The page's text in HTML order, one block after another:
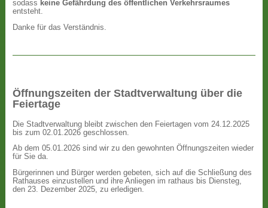
sodass keine Gefährdung des öffentlichen Verkehrsraumes
entsteht.
Danke für das Verständnis.
Öffnungszeiten der Stadtverwaltung über die
Feiertage
Die Stadtverwaltung bleibt zwischen den Feiertagen vom 24.12.2025
bis zum 02.01.2026 geschlossen.
Ab dem 05.01.2026 sind wir zu den gewohnten Öffnungszeiten wieder
für Sie da.
Bürgerinnen und Bürger werden gebeten, sich auf die Schließung des
Rathauses einzustellen und ihre Anliegen im rathaus bis Diensteg,
den 23. Dezember 2025, zu erledigen.